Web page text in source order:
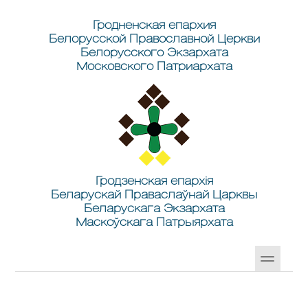
Гродненская епархия
Белорусской Православной Церкви
Белорусского Экзархата
Московского Патриархата
Гродзенская епархія
Беларускай Праваслаўнай Царквы
Беларускага Экзархата
Маскоўскага Патрыярхата